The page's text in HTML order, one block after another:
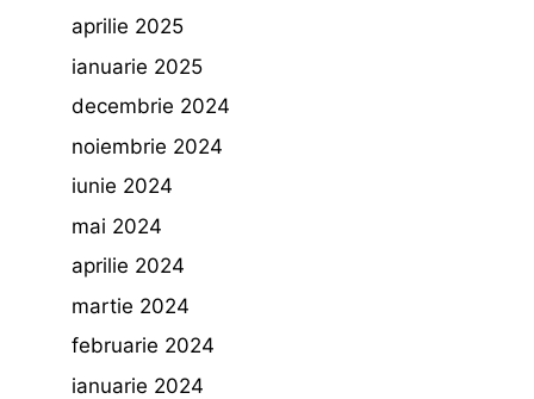
aprilie 2025
ianuarie 2025
decembrie 2024
noiembrie 2024
iunie 2024
mai 2024
aprilie 2024
martie 2024
februarie 2024
ianuarie 2024